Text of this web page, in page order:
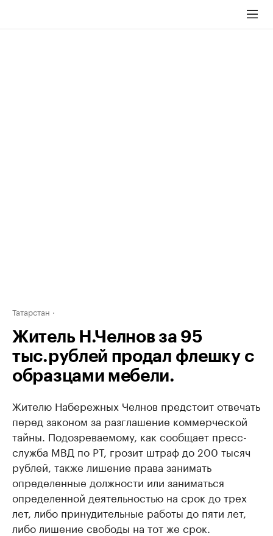
Татарстан
Житель Н.Челнов за 95
тыс.рублей продал флешку с
образцами мебели.
Жителю Набережных Челнов предстоит отвечать
перед законом за разглашение коммерческой
тайны. Подозреваемому, как сообщает пресс-
служба МВД по РТ, грозит штраф до 200 тысяч
рублей, также лишение права занимать
определенные должности или заниматься
определенной деятельностью на срок до трех
лет, либо принудительные работы до пяти лет,
либо лишение свободы на тот же срок.